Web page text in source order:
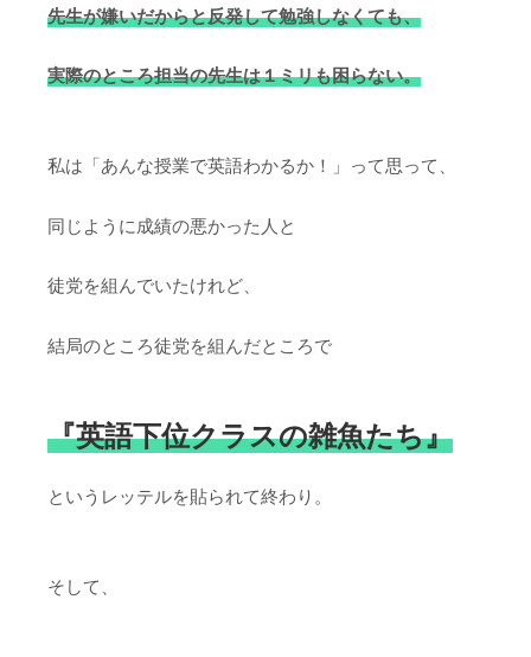
先生が嫌いだからと反発して勉強しなくても、
実際のところ担当の先生は１ミリも困らない。
私は「あんな授業で英語わかるか！」って思って、
同じように成績の悪かった人と
徒党を組んでいたけれど、
結局のところ徒党を組んだところで
『英語下位クラスの雑魚たち』
というレッテルを貼られて終わり。
そして、